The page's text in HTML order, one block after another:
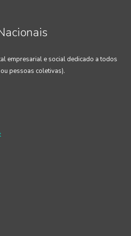
empresarial e social dedicado a todos
pessoas coletivas).